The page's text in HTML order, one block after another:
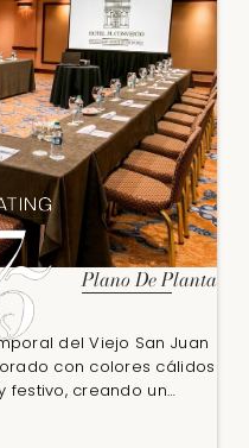
Plano De Planta
del Viejo San Juan
con colores cálidos
festivo, creando un